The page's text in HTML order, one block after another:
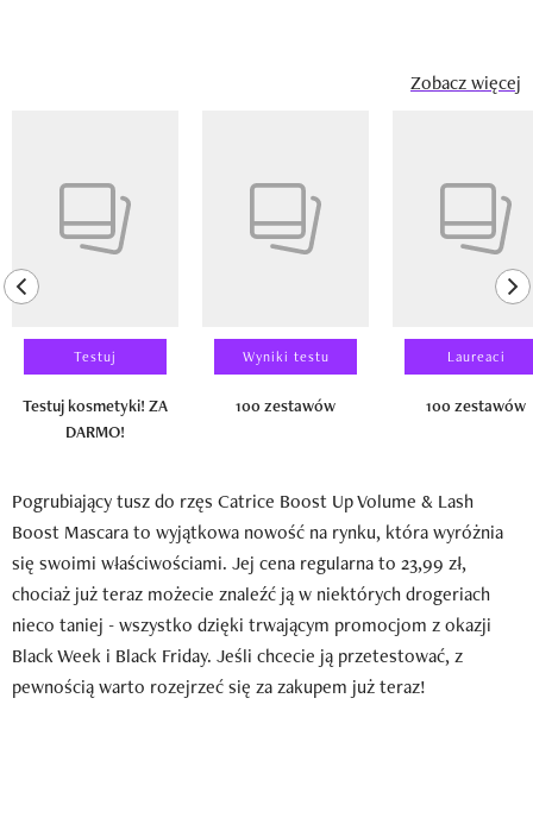
Zobacz więcej
previous element
Testuj
Testuj kosmetyki! ZA
DARMO!
Wyniki testu
100 zestawów
Laureaci
100 zestawów
Pogrubiający tusz do rzęs Catrice Boost Up Volume & Lash
Boost Mascara to wyjątkowa nowość na rynku, która wyróżnia
się swoimi właściwościami. Jej cena regularna to 23,99 zł,
chociaż już teraz możecie znaleźć ją w niektórych drogeriach
nieco taniej - wszystko dzięki trwającym promocjom z okazji
Black Week i Black Friday. Jeśli chcecie ją przetestować, z
pewnością warto rozejrzeć się za zakupem już teraz!